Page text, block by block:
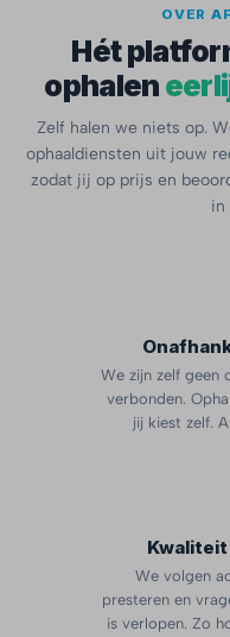
OVER
Hét
ophalen
Zelf halen we niets op.
ophaaldiensten uit jouw
zodat jij op prijs en
in
We zijn zelf geen
verbonden.
jij kiest zelf.
We volgen
presteren en
is verlopen. Zo